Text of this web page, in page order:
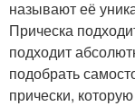
называют её
Прическа
подходит
подобрать
прически,